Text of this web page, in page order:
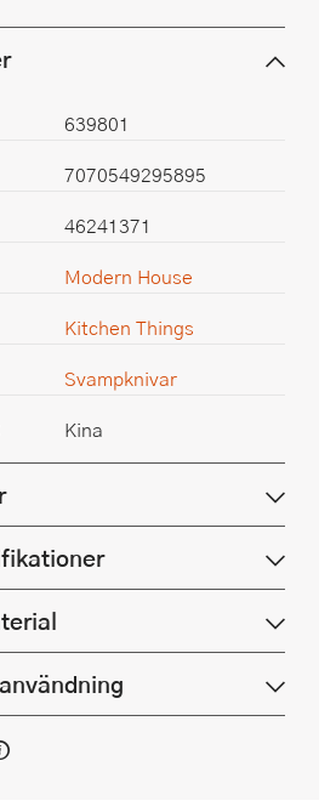
639801
7070549295895
46241371
Modern House
Kitchen Things
Svampknivar
Kina